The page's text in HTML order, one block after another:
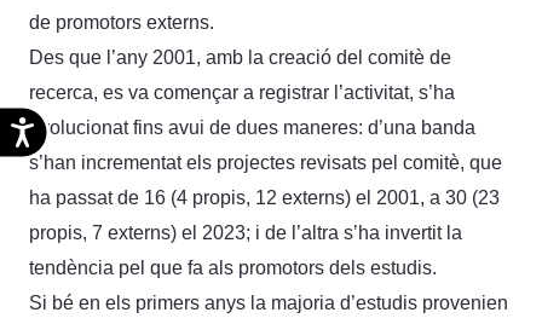
Accesibilidad
de promotors externs.
Des que l’any 2001, amb la creació del comitè de
recerca, es va començar a registrar l’activitat, s’ha
evolucionat fins avui de dues maneres: d’una banda
s’han incrementat els projectes revisats pel comitè, que
ha passat de 16 (4 propis, 12 externs) el 2001, a 30 (23
propis, 7 externs) el 2023; i de l’altra s’ha invertit la
tendència pel que fa als promotors dels estudis.
Si bé en els primers anys la majoria d’estudis provenien